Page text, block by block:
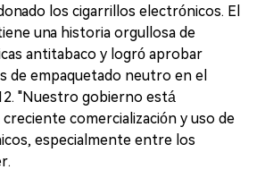
los cigarrillos electrónicos. El
una historia orgullosa de
antitabaco y logró aprobar
de empaquetado neutro en el
"Nuestro gobierno está
comercialización y uso de
especialmente entre los